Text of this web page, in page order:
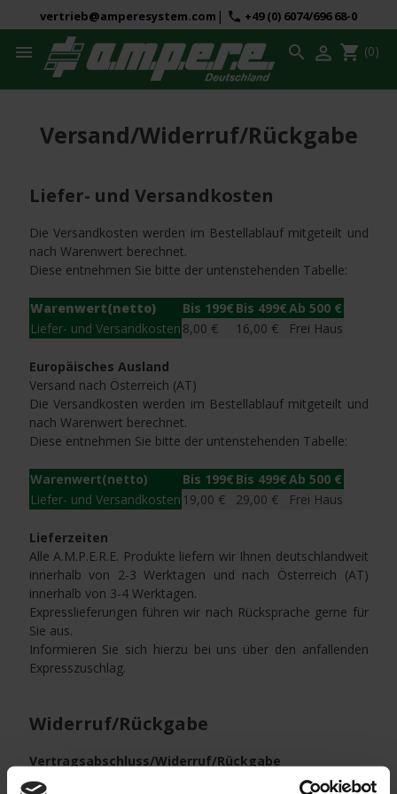
vertrieb@amperesystem.com | phone +49 (0) 6074/696 68-0
 shopping_cart (0)


Versand/Widerruf/Rückgabe
Liefer- und Versandkosten
Die Versandkosten werden im Bestellablauf mitgeteilt und
nach Warenwert berechnet.
Diese entnehmen Sie bitte der untenstehenden Tabelle:
Warenwert(netto) Bis 199€ Bis 499€Ab 500 €
Liefer- und Versandkosten 8,00 € 16,00 € Frei Haus
Europäisches Ausland
Versand nach Österreich (AT)
Die Versandkosten werden im Bestellablauf mitgeteilt und
nach Warenwert berechnet.
Diese entnehmen Sie bitte der untenstehenden Tabelle:
Warenwert(netto) Bis 199€ Bis 499€Ab 500 €
Liefer- und Versandkosten 19,00 € 29,00 € Frei Haus
Lieferzeiten
Alle A.M.P.E.R.E. Produkte liefern wir Ihnen deutschlandweit
innerhalb von 2-3 Werktagen und nach Österreich (AT)
innerhalb von 3-4 Werktagen.
Expresslieferungen führen wir nach Rücksprache gerne für
Sie aus.
Informieren Sie sich hierzu bei uns über den anfallenden
Expresszuschlag.
Widerruf/Rückgabe
Vertragsabschluss/Widerruf/Rückgabe
Der Vertragsabschluss kommt durch Annahme der